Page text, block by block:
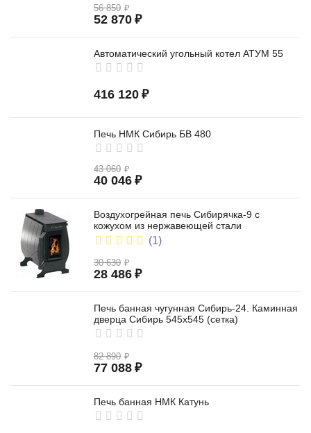
56 850 ₽
52 870 ₽
Автоматический угольный котел АТУМ 55
416 120 ₽
Печь НМК Сибирь БВ 480
43 060 ₽
40 046 ₽
Воздухогрейная печь Сибирячка-9 с
кожухом из нержавеющей стали
(1)
30 630 ₽
28 486 ₽
Печь банная чугунная Сибирь-24. Каминная
дверца Сибирь 545х545 (сетка)
82 890 ₽
77 088 ₽
Печь банная НМК Катунь